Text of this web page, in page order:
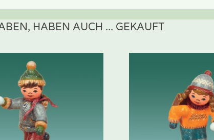
schreiben
HABEN AUCH ... GEKAUFT